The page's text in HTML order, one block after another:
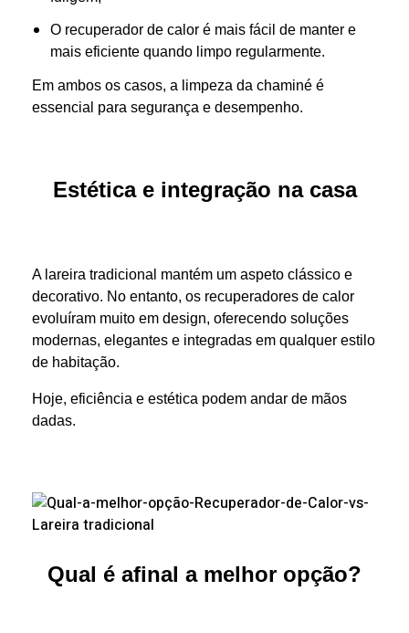
O recuperador de calor é mais fácil de manter e
mais eficiente quando limpo regularmente.
Em ambos os casos, a limpeza da chaminé é
essencial para segurança e desempenho.
Estética e integração na casa
A lareira tradicional mantém um aspeto clássico e
decorativo. No entanto, os recuperadores de calor
evoluíram muito em design, oferecendo soluções
modernas, elegantes e integradas em qualquer estilo
de habitação.
Hoje, eficiência e estética podem andar de mãos
dadas.
Qual é afinal a melhor opção?